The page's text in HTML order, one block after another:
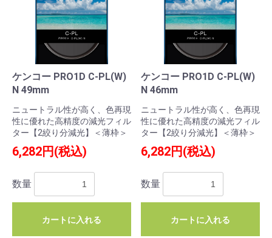
ケンコー PRO1D C-PL(W)
N 49mm
ニュートラル性が高く、色再現
性に優れた高精度の減光フィル
ター【2絞り分減光】＜薄枠＞
6,282円(税込)
数量
カートに入れる
ケンコー PRO1D C-PL(W)
N 46mm
ニュートラル性が高く、色再現
性に優れた高精度の減光フィル
ター【2絞り分減光】＜薄枠＞
6,282円(税込)
数量
カートに入れる